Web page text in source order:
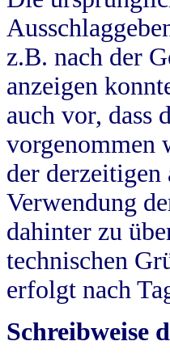
z.B. nach der
anzeigen
auch vor, dass
vorgenommen
der
Verwendung
dahinter zu
technischen
erfolgt nach
Schreibweise